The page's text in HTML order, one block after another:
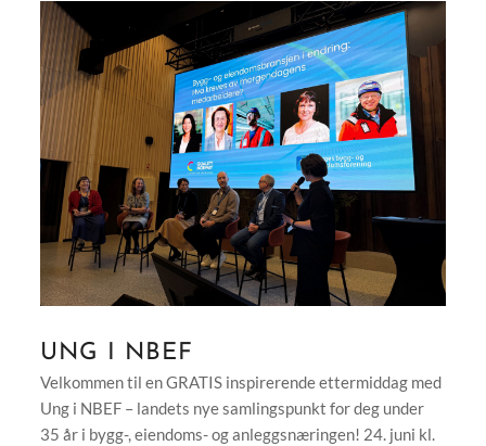
UNG I NBEF
Velkommen til en GRATIS inspirerende ettermiddag med
Ung i NBEF – landets nye samlingspunkt for deg under
35 år i bygg-, eiendoms- og anleggsnæringen! 24. juni kl.